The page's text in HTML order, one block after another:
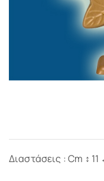
Διαστάσεις : Cm ↕ 11